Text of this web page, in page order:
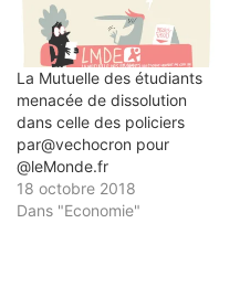
La Mutuelle des étudiants
menacée de dissolution
dans celle des policiers
par@vechocron pour
@leMonde.fr
18 octobre 2018
Dans "Economie"